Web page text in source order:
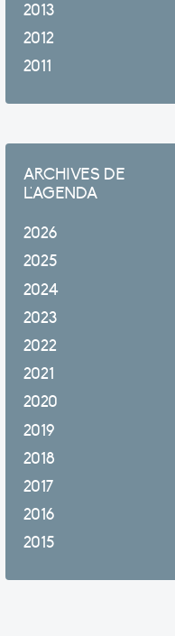
2013
2012
2011
ARCHIVES DE
L'AGENDA
2026
2025
2024
2023
2022
2021
2020
2019
2018
2017
2016
2015